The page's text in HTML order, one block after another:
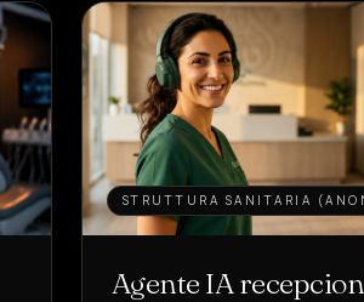
STRUTTURA SANITARIA
Agente IA